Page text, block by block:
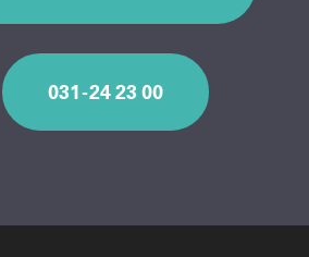
031 - 24 23 00